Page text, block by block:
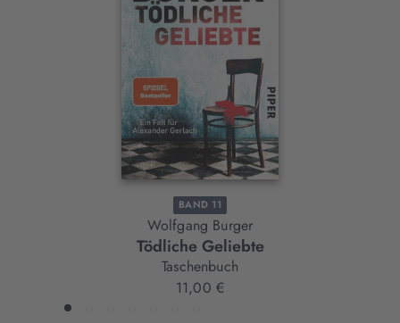
BAND 11
Wolfgang Burger
Tödliche Geliebte
Taschenbuch
11,00 €